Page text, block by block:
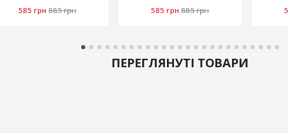
585 грн 885 грн 585 грн 885 грн
ПЕРЕГЛЯНУТІ ТОВАРИ